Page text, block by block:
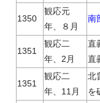
1350
観応元
年、８月
南
1351
観応二
年、2月
直
直
1351
観応二
年、11月
北
を